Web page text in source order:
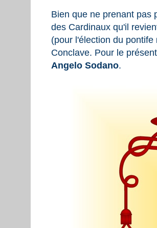
Bien que ne prenant pas
des Cardinaux qu'il
(pour l'élection du
Conclave. Pour le
Angelo Sodano.